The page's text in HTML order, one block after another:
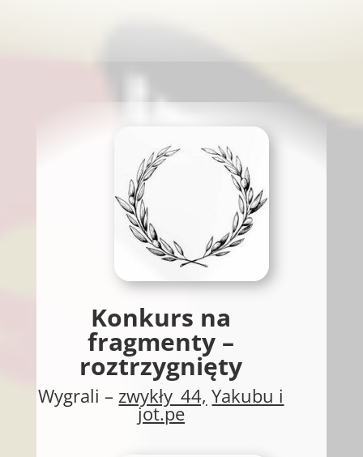
Konkurs na
fragmenty –
roztrzygnięty
Wygrali –zwykły_44, Yakubu i
jot.pe